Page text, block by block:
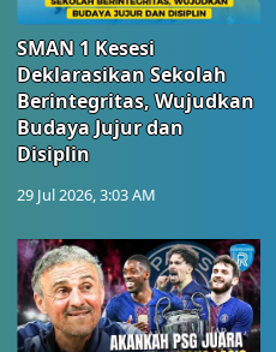
SMAN 1 Kesesi
Deklarasikan Sekolah
Berintegritas, Wujudkan
Budaya Jujur dan
Disiplin
29 Jul 2026, 3:03 AM